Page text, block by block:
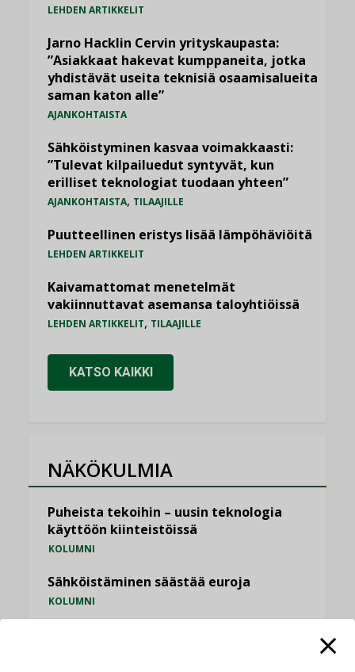
LEHDEN ARTIKKELIT
Jarno Hacklin Cervin yrityskaupasta:
”Asiakkaat hakevat kumppaneita, jotka
yhdistävät useita teknisiä osaamisalueita
saman katon alle”
AJANKOHTAISTA
Sähköistyminen kasvaa voimakkaasti:
”Tulevat kilpailuedut syntyvät, kun
erilliset teknologiat tuodaan yhteen”
AJANKOHTAISTA, TILAAJILLE
Puutteellinen eristys lisää lämpöhäviöitä
LEHDEN ARTIKKELIT
Kaivamattomat menetelmät
vakiinnuttavat asemansa taloyhtiöissä
LEHDEN ARTIKKELIT, TILAAJILLE
KATSO KAIKKI
NÄKÖKULMIA
Puheista tekoihin – uusin teknologia
käyttöön kiinteistöissä
KOLUMNI
Sähköistäminen säästää euroja
KOLUMNI